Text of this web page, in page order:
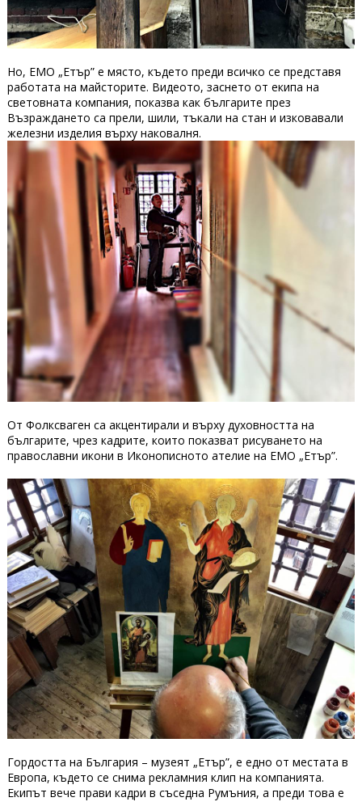
Но, ЕМО „Етър” е място, където преди всичко се представя
работата на майсторите. Видеото, заснето от екипа на
световната компания, показва как българите през
Възраждането са прели, шили, тъкали на стан и изковавали
железни изделия върху наковалня.
От Фолксваген са акцентирали и върху духовността на
българите, чрез кадрите, които показват рисуването на
православни икони в Иконописното ателие на ЕМО „Етър”.
Гордостта на България – музеят „Етър”, е едно от местата в
Европа, където се снима рекламния клип на компанията.
Екипът вече прави кадри в съседна Румъния, а преди това е